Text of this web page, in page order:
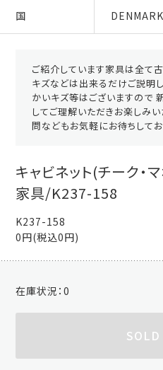
国 DENMARK
ご紹介しています家具は全て
キズなどは出来るだけご説明
かいキズ等はございますので
してご理解いただきお楽しみ
問などもお気軽にお待ちしてお
キャビネット(チーク・
家具/K237-158
K237-158
0円(税込0円)
在庫状況：0